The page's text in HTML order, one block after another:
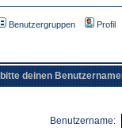
Benutzergruppen Profil
deinen
Benutzername: